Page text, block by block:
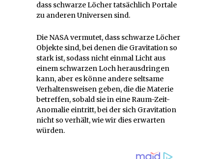
dass schwarze Löcher tatsächlich Portale
zu anderen Universen sind.
Die NASA vermutet, dass schwarze Löcher
Objekte sind, bei denen die Gravitation so
stark ist, sodass nicht einmal Licht aus
einem schwarzen Loch herausdringen
kann, aber es könne andere seltsame
Verhaltensweisen geben, die die Materie
betreffen, sobald sie in eine Raum-Zeit-
Anomalie eintritt, bei der sich Gravitation
nicht so verhält, wie wir dies erwarten
würden.